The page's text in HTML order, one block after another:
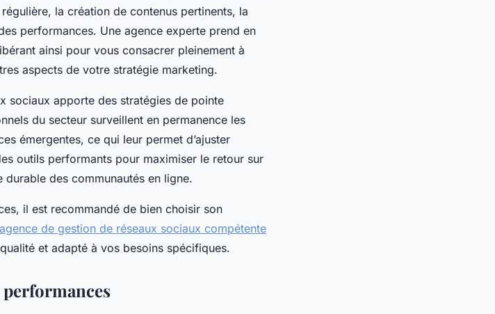
la création de contenus pertinents, la
performances. Une agence experte prend en
ainsi pour vous consacrer pleinement à
aspects de votre stratégie marketing.
sociaux apporte des stratégies de pointe
du secteur surveillent en permanence les
émergentes, ce qui leur permet d’ajuster
outils performants pour maximiser le retour sur
durable des communautés en ligne.
il est recommandé de bien choisir son
de gestion de réseaux sociaux compétente
et adapté à vos besoins spécifiques.